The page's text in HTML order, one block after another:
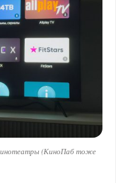
(КиноПаб тоже